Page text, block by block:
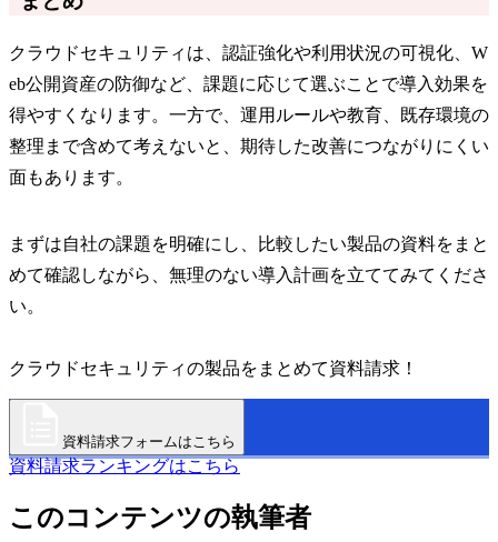
クラウドセキュリティは、認証強化や利用状況の可視化、W
eb公開資産の防御など、課題に応じて選ぶことで導入効果を
得やすくなります。一方で、運用ルールや教育、既存環境の
整理まで含めて考えないと、期待した改善につながりにくい
面もあります。
まずは自社の課題を明確にし、比較したい製品の資料をまと
めて確認しながら、無理のない導入計画を立ててみてくださ
い。
クラウドセキュリティの製品をまとめて資料請求！
資料請求フォームはこちら
資料請求ランキングはこちら
このコンテンツの執筆者